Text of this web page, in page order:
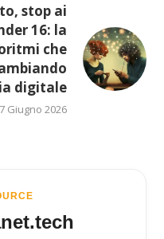
stop ai
16: la
che
digitale
Giugno 2026